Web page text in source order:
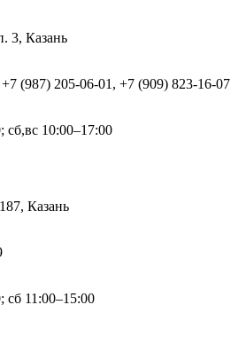
3, Казань
(987) 205-06-01, +7 (909) 823-16-07
сб,вс 10:00–17:00
Казань
сб 11:00–15:00